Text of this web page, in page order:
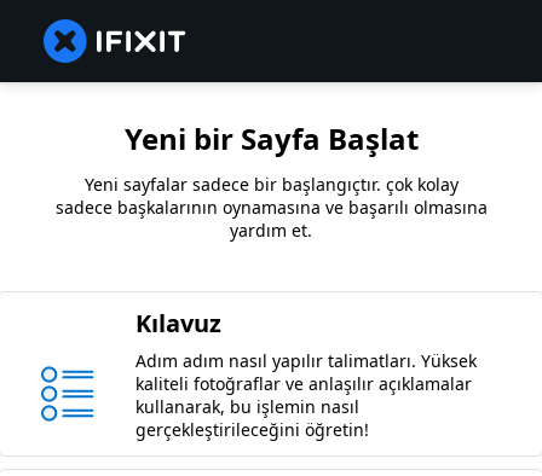
Yeni bir Sayfa Başlat
Yeni sayfalar sadece bir başlangıçtır. çok kolay
sadece başkalarının oynamasına ve başarılı olmasına
yardım et.
Kılavuz
Adım adım nasıl yapılır talimatları. Yüksek
kaliteli fotoğraflar ve anlaşılır açıklamalar
kullanarak, bu işlemin nasıl
gerçekleştirileceğini öğretin!